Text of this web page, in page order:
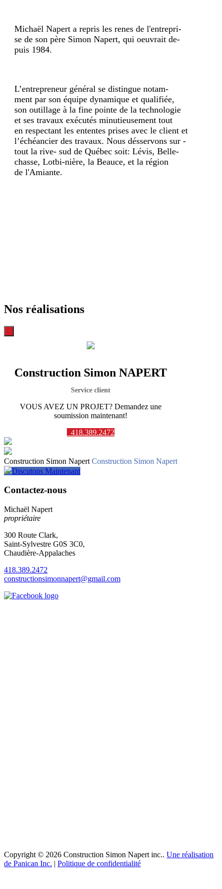
Michaël Napert a repris les renes de l'entrepri-
se de son père Simon Napert, qui oeuvrait de-
puis 1984.
L’entrepreneur général se distingue notam-
ment par son équipe dynamique et qualifiée,
son outillage à la fine pointe de la technologie
et ses travaux exécutés minutieusement tout
en respectant les ententes prises avec le client et
l’échéancier des travaux. Nous désservons sur -
tout la rive- sud de Québec soit: Lévis, Belle-
chasse, Lotbi-nière, la Beauce, et la région
de l'Amiante.
Nos réalisations
Construction Simon NAPERT
Service client
VOUS AVEZ UN PROJET? Demandez une
soumission maintenant!
418.389.2472
Construction Simon Napert Construction Simon Napert
Discutons Maintenant
Contactez-nous
Michaël Napert
propriétaire
300 Route Clark,
Saint-Sylvestre G0S 3C0,
Chaudière-Appalaches
418.389.2472
constructionsimonnapert@gmail.com
Copyright © 2026 Construction Simon Napert inc.. Une réalisation
de Panican Inc. | Politique de confidentialité